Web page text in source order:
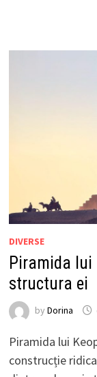
DIVERSE
Piramida lui
structura ei
by Dorina
Piramida lui
construcție